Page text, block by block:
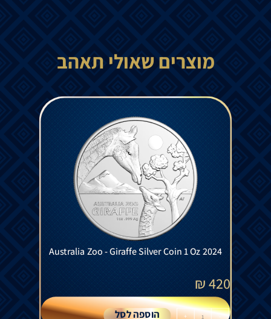
מוצרים שאולי תאהב
Australia Zoo - Giraffe Silver Coin 1 Oz 2024
420
₪
-
+ הוספה לסל